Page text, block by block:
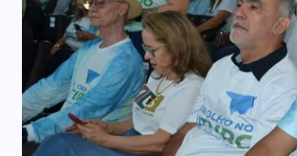
6 DE AGOSTO,